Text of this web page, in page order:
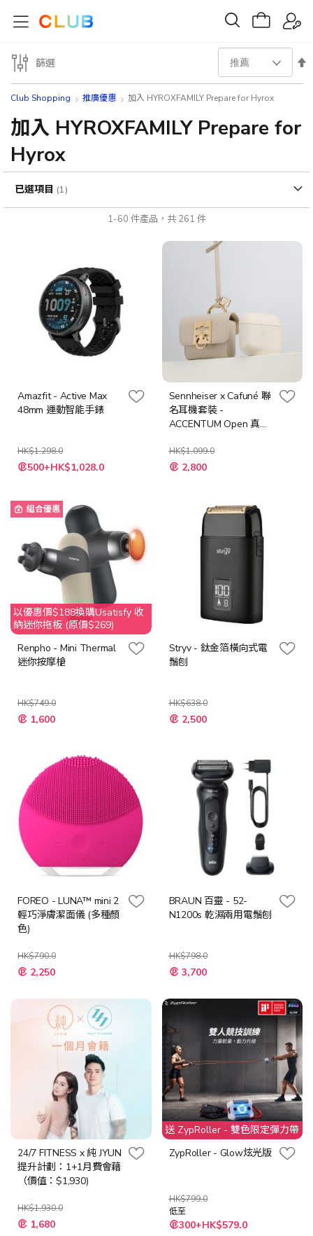
Club Shopping 推廣優惠 加入 HYROXFAMILY Prepare for Hyrox
加入 HYROXFAMILY Prepare for
Hyrox
1-60 件產品，共 261 件
設
向
Amazfit - Active Max
48mm 運動智能手錶
HK$1,298.0
特
殊 500+HK$1,028.0
Sennheiser x Cafuné 聯
名耳機套裝 -
ACCENTUM Open 真無
HK$1,099.0
特
殊 2,800
組合優惠
以優惠價$188換購Usatisfy 收
納迷你拖板 (原價$269)
Renpho - Mini Thermal
迷你按摩槍
HK$749.0
特
殊 1,600
Stryv - 鈦金箔橫向式電
鬚刨
HK$638.0
特
殊 2,500
FOREO - LUNA™ mini 2
輕巧淨膚潔面儀 (多種顏
色)
HK$790.0
2,250
BRAUN 百靈 - 52-
N1200s 乾濕兩用電鬚刨
HK$798.0
特
殊
格
3,700
24/7 FITNESS x 純 JYUN
提升計劃：1+1月費會藉
（價值：$1,930)
HK$1,930.0
特
殊 1,680
送 ZypRoller - 雙色限定彈力帶
ZypRoller - Glow炫光版
HK$799.0
低至
300+HK$579.0
篩選
已選項目